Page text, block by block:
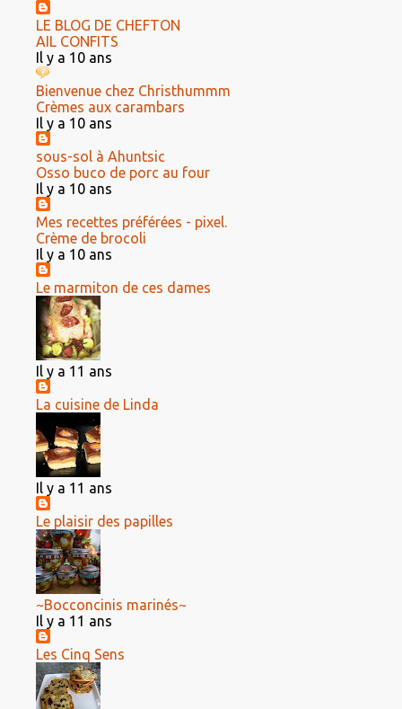
LE BLOG DE CHEFTON
AIL CONFITS
Il y a 10 ans
Bienvenue chez Christhummm
Crèmes aux carambars
Il y a 10 ans
sous-sol à Ahuntsic
Osso buco de porc au four
Il y a 10 ans
Mes recettes préférées - pixel.
Crème de brocoli
Il y a 10 ans
Le marmiton de ces dames
Il y a 11 ans
La cuisine de Linda
Il y a 11 ans
Le plaisir des papilles
~Bocconcinis marinés~
Il y a 11 ans
Les Cinq Sens